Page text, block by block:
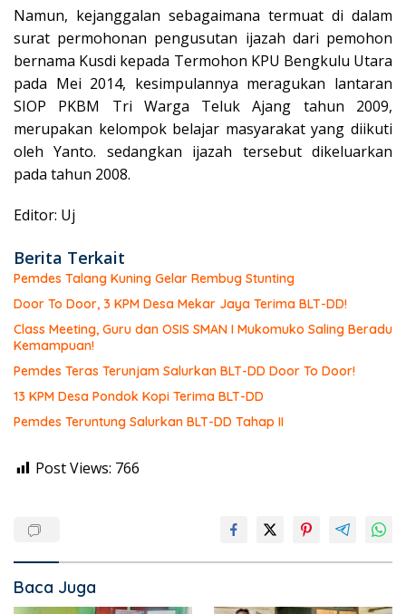
Namun, kejanggalan sebagaimana termuat di dalam
surat permohonan pengusutan ijazah dari pemohon
bernama Kusdi kepada Termohon KPU Bengkulu Utara
pada Mei 2014, kesimpulannya meragukan lantaran
SIOP PKBM Tri Warga Teluk Ajang tahun 2009,
merupakan kelompok belajar masyarakat yang diikuti
oleh Yanto. sedangkan ijazah tersebut dikeluarkan
pada tahun 2008.
Editor: Uj
Berita Terkait
Pemdes Talang Kuning Gelar Rembug Stunting
Door To Door, 3 KPM Desa Mekar Jaya Terima BLT-DD!
Class Meeting, Guru dan OSIS SMAN I Mukomuko Saling Beradu
Kemampuan!
Pemdes Teras Terunjam Salurkan BLT-DD Door To Door!
13 KPM Desa Pondok Kopi Terima BLT-DD
Pemdes Teruntung Salurkan BLT-DD Tahap II
Post Views: 766
Baca Juga